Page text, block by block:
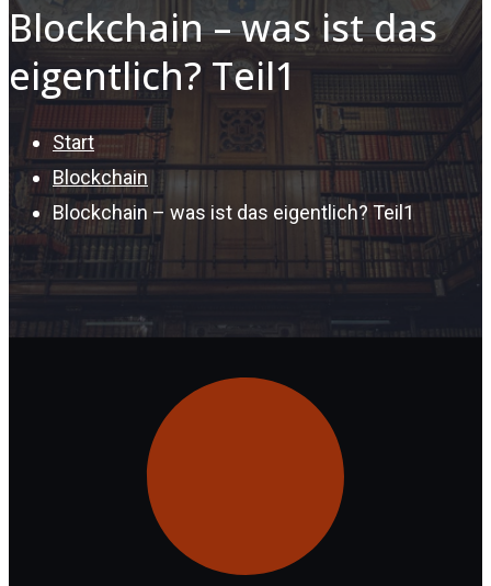
Blockchain – was ist das
eigentlich? Teil1
Start
Blockchain
Blockchain – was ist das eigentlich? Teil1